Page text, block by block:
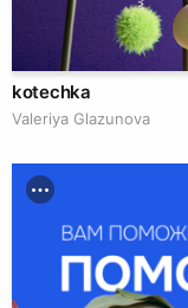
kotechka
Valeriya Glazunova